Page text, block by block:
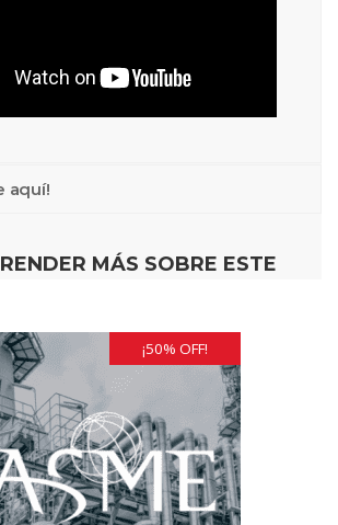
aquí!
MÁS SOBRE ESTE
¡50% OFF!